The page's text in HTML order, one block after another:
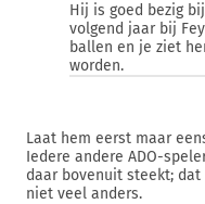
Hij is goed bezig
volgend jaar bij
ballen en je ziet
worden.
Laat hem eerst maar
Iedere andere ADO-
daar bovenuit steekt;
niet veel anders.